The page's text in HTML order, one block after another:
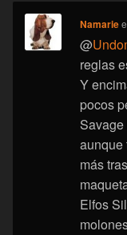
Namarie
@
reglas
Y
pocos
aunque
más
Elfos